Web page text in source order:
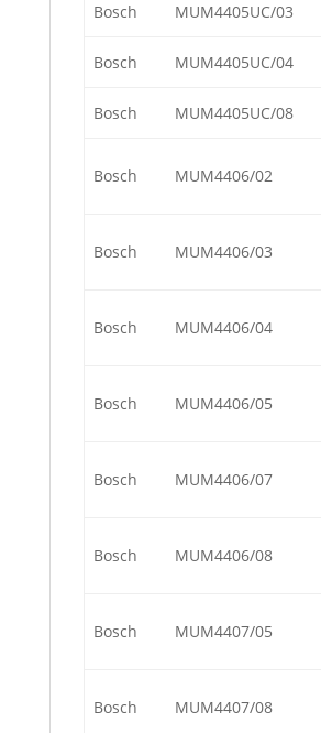
Bosch MUM4405UC/03
Bosch MUM4405UC/04
Bosch MUM4405UC/08
Bosch MUM4406/02
Bosch MUM4406/03
Bosch MUM4406/04
Bosch MUM4406/05
Bosch MUM4406/07
Bosch MUM4406/08
Bosch MUM4407/05
Bosch MUM4407/08